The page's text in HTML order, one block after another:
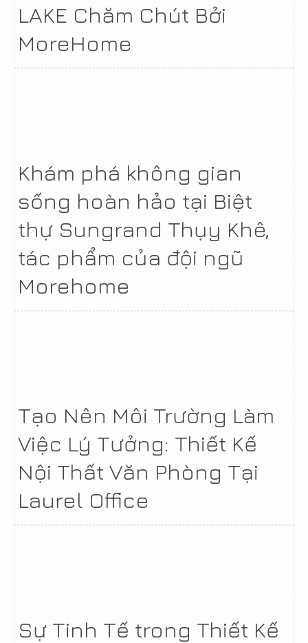
LAKE Chăm Chút Bởi
MoreHome
Khám phá không gian
sống hoàn hảo tại Biệt
thự Sungrand Thụy Khê,
tác phẩm của đội ngũ
Morehome
Tạo Nên Môi Trường Làm
Việc Lý Tưởng: Thiết Kế
Nội Thất Văn Phòng Tại
Laurel Office
Sự Tinh Tế trong Thiết Kế